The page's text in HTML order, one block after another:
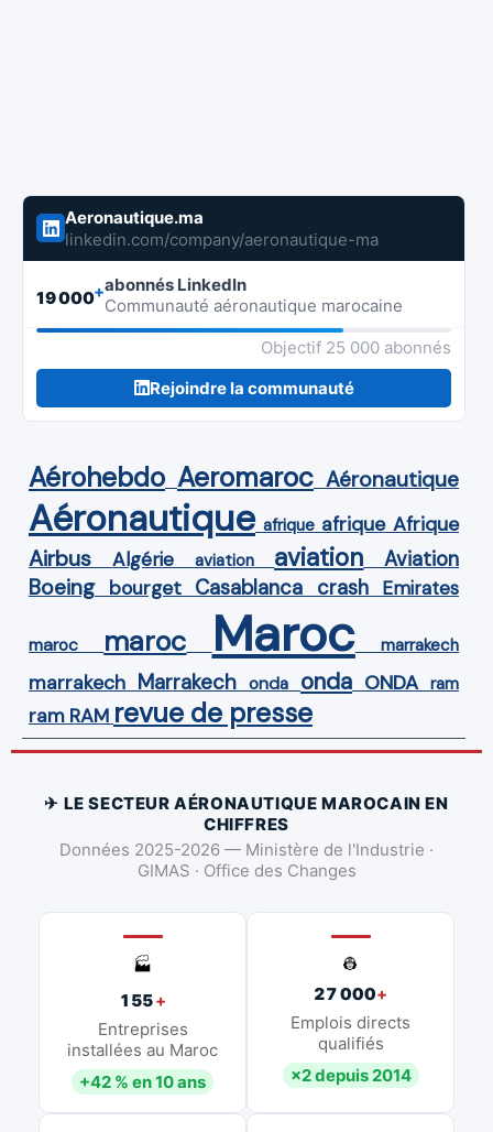
Aeronautique.ma
linkedin.com/company/aeronautique-ma
19 000+abonnés LinkedIn
Communauté aéronautique marocaine
Objectif 25 000 abonnés
Rejoindre la communauté
Aérohebdo Aeromaroc Aéronautique
Aéronautique afrique afrique Afrique
Airbus Algérie aviation aviation Aviation
Boeing bourget Casablanca crash Emirates
maroc maroc Maroc marrakech
marrakech Marrakech onda onda ONDA ram
ram RAM revue de presse
✈ LE SECTEUR AÉRONAUTIQUE MAROCAIN EN
CHIFFRES
Données 2025-2026 — Ministère de l'Industrie ·
GIMAS · Office des Changes
🏭
155+
Entreprises
installées au Maroc
+42 % en 10 ans
👷
27 000+
Emplois directs
qualifiés
×2 depuis 2014